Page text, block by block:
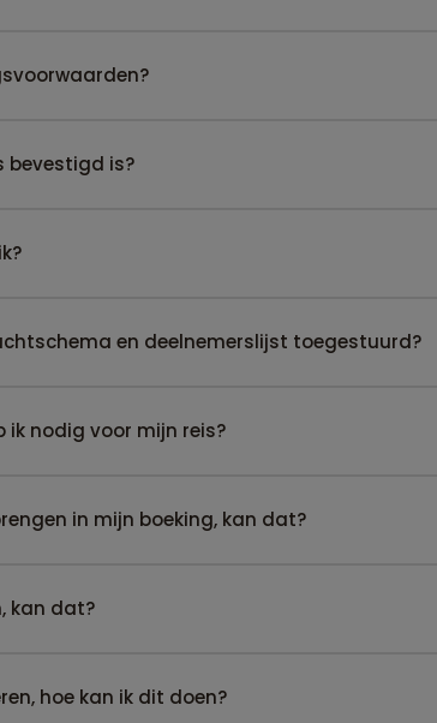
bevestigd is?
en deelnemerslijst toegestuurd?
ik nodig voor mijn reis?
in mijn boeking, kan dat?
kan dat?
hoe kan ik dit doen?